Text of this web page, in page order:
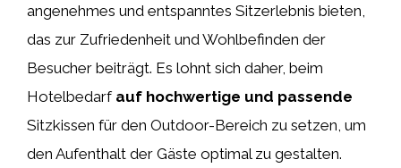
angenehmes und entspanntes Sitzerlebnis bieten,
das zur Zufriedenheit und Wohlbefinden der
Besucher beiträgt. Es lohnt sich daher, beim
Hotelbedarf auf hochwertige und passende
Sitzkissen für den Outdoor-Bereich zu setzen, um
den Aufenthalt der Gäste optimal zu gestalten.